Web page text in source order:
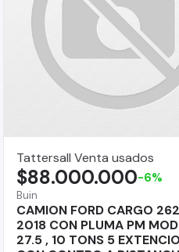
Tattersall Venta usados
Buin
CAMION FORD CARGO
2018 CON PLUMA PM
27.5 , 10 TONS 5
$88.000.000-6%